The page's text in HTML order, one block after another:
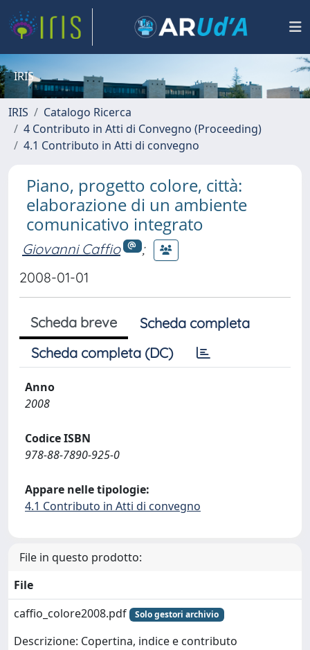
IRIS
IRIS
Catalogo Ricerca
4 Contributo in Atti di Convegno (Proceeding)
4.1 Contributo in Atti di convegno
Piano, progetto colore, città:
elaborazione di un ambiente
comunicativo integrato
Giovanni Caffio
;
2008-01-01
Scheda breve
Scheda completa
Scheda completa (DC)
Anno
2008
Codice ISBN
978-88-7890-925-0
Appare nelle tipologie:
4.1 Contributo in Atti di convegno
File in questo prodotto:
File
caffio_colore2008.pdf
Solo gestori archivio
Descrizione: Copertina, indice e contributo